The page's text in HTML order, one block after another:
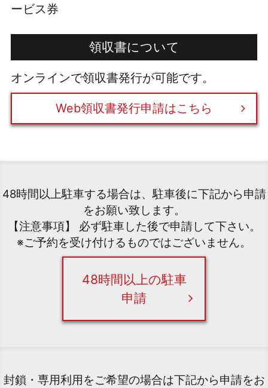
ービス券
領収書について
オンラインで領収書発行が可能です。
Web領収書発行申請はこちら
48時間以上駐車する場合は、駐車後に下記から申請
をお願い致します。
【注意事項】 必ず駐車した後で申請して下さい。
※ご予約を受け付けるものではございません。
48時間以上の駐車
申請
封鎖・専用利用をご希望の場合は下記から申請をお